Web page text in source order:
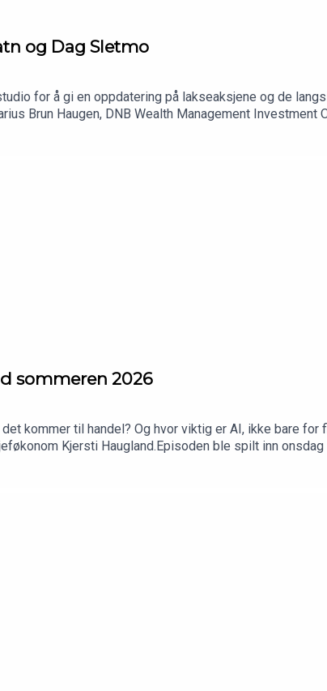
og Dag Sletmo
for å gi en oppdatering på lakseaksjene og de
Brun Haugen, DNB Wealth Management Investment
sommeren 2026
kommer til handel? Og hvor viktig er AI, ikke bare for
Kjersti Haugland.Episoden ble spilt inn onsdag